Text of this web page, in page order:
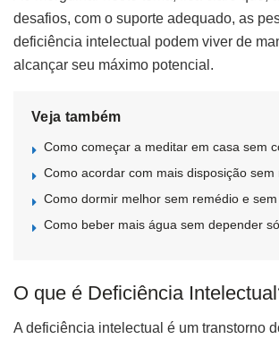
desafios, com o suporte adequado, as
deficiência intelectual podem viver de
alcançar seu máximo potencial.
Veja também
Como começar a meditar em casa sem
Como acordar com mais disposição sem
Como dormir melhor sem remédio e
Como beber mais água sem depender
O que é Deficiência
A deficiência intelectual é um transtorno